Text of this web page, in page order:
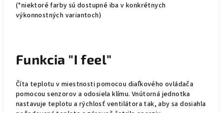
(*niektoré farby sú dostupné iba v konkrétnych
výkonnostných variantoch)
Funkcia "I feel"
Číta teplotu v miestnosti pomocou diaľkového ovládača
pomocou senzorov a odosiela klímu. Vnútorná jednotka
nastavuje teplotu a rýchlosť ventilátora tak, aby sa dosiahla